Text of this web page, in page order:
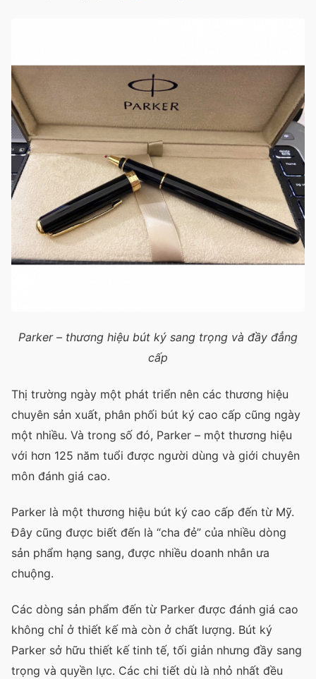
Parker – thương hiệu bút ký sang trọng và đầy đẳng
cấp
Thị trường ngày một phát triển nên các thương hiệu
chuyên sản xuất, phân phối bút ký cao cấp cũng ngày
một nhiều. Và trong số đó, Parker – một thương hiệu
với hơn 125 năm tuổi được người dùng và giới chuyên
môn đánh giá cao.
Parker là một thương hiệu bút ký cao cấp đến từ Mỹ.
Đây cũng được biết đến là “cha đẻ” của nhiều dòng
sản phẩm hạng sang, được nhiều doanh nhân ưa
chuộng.
Các dòng sản phẩm đến từ Parker được đánh giá cao
không chỉ ở thiết kế mà còn ở chất lượng. Bút ký
Parker sở hữu thiết kế tinh tế, tối giản nhưng đầy sang
trọng và quyền lực. Các chi tiết dù là nhỏ nhất đều